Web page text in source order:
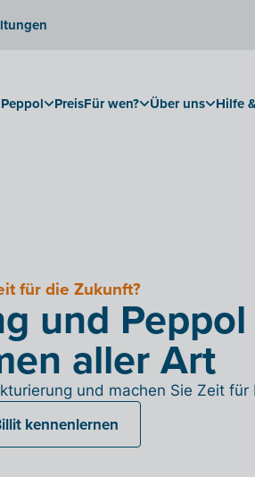
Peppol PreisFür wen? Über uns Hilfe
für die Zukunft?
und
aller Art
und machen Sie Zeit für
kennenlernen